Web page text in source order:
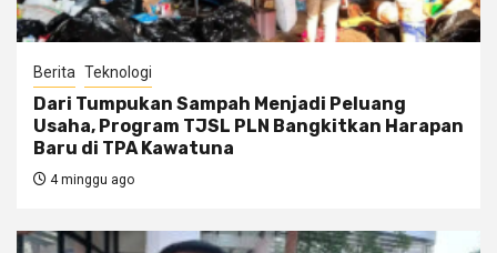
Berita Teknologi
Dari Tumpukan Sampah Menjadi Peluang
Usaha, Program TJSL PLN Bangkitkan Harapan
Baru di TPA Kawatuna
4 minggu ago